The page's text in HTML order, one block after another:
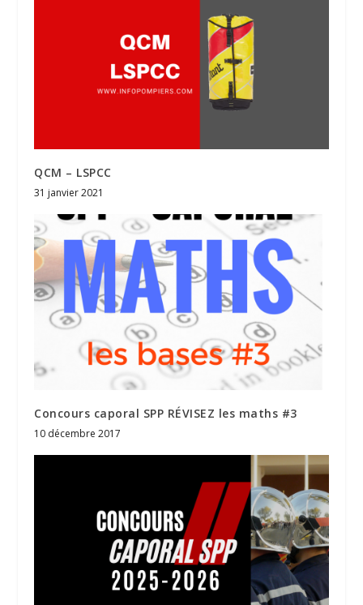
QCM – LSPCC
31 janvier 2021
Concours caporal SPP RÉVISEZ les maths #3
10 décembre 2017